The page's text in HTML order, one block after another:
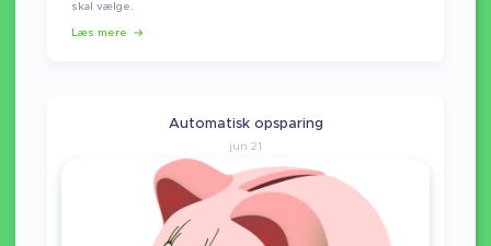
skal vælge.
Læs mere
Automatisk opsparing
jun 21